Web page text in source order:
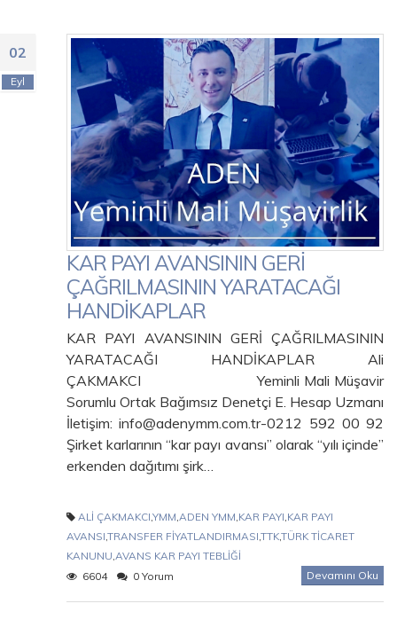
02
Eyl
KAR PAYI AVANSININ GERİ
ÇAĞRILMASININ YARATACAĞI
HANDİKAPLAR
KAR PAYI AVANSININ GERİ ÇAĞRILMASININ
YARATACAĞI HANDİKAPLAR Ali
ÇAKMAKCI Yeminli Mali Müşavir
Sorumlu Ortak Bağımsız Denetçi E. Hesap Uzmanı
İletişim: info@adenymm.com.tr-0212 592 00 92
Şirket karlarının “kar payı avansı” olarak “yılı içinde”
erkenden dağıtımı şirk…
ALİ ÇAKMAKCI,YMM,ADEN YMM,KAR PAYI,KAR PAYI
AVANSI,TRANSFER FİYATLANDIRMASI,TTK,TÜRK TİCARET
KANUNU,AVANS KAR PAYI TEBLİĞİ
6604
0 Yorum Devamını Oku